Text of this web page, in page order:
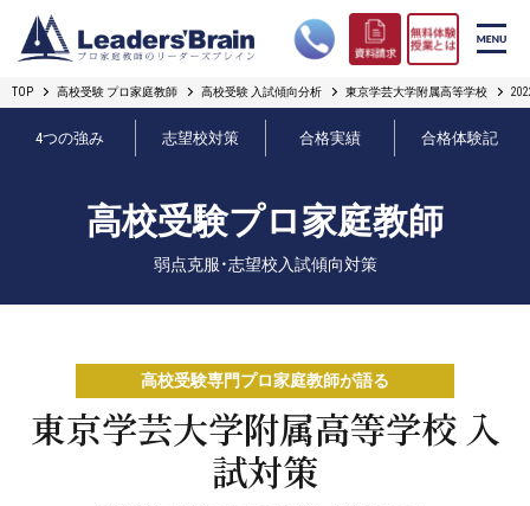
リーダーズブレインの強み
プロ教師紹介
無料体験授業とは
TOP 高校受験 プロ家庭教師 高校受験 入試傾向分析 東京学芸大学附属高等学校
4つの強み 志望校対策 合格実績 合格体験記
高校受験プロ家庭教師
弱点克服・志望校入試傾向対策
高校受験専門プロ家庭教師が語る
東京学芸大学附属高等学校 入
試対策